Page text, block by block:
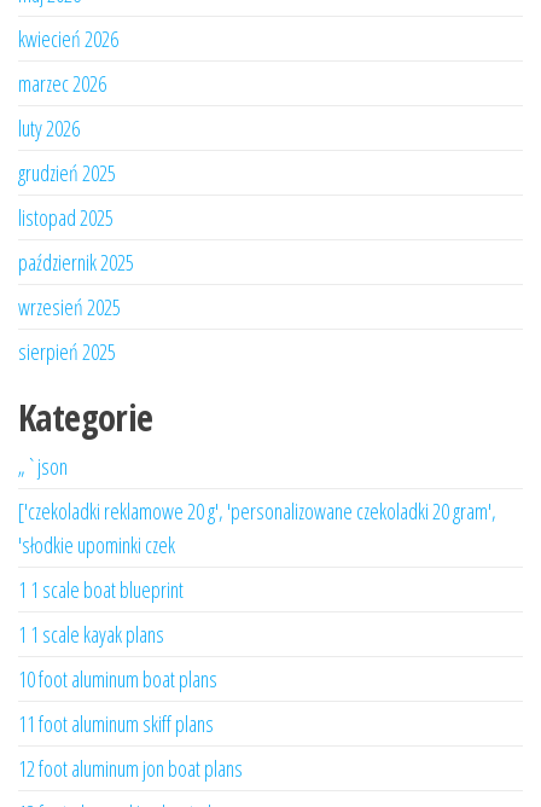
kwiecień 2026
marzec 2026
luty 2026
grudzień 2025
listopad 2025
październik 2025
wrzesień 2025
sierpień 2025
Kategorie
„`json
['czekoladki reklamowe 20 g', 'personalizowane czekoladki 20 gram',
'słodkie upominki czek
1 1 scale boat blueprint
1 1 scale kayak plans
10 foot aluminum boat plans
11 foot aluminum skiff plans
12 foot aluminum jon boat plans